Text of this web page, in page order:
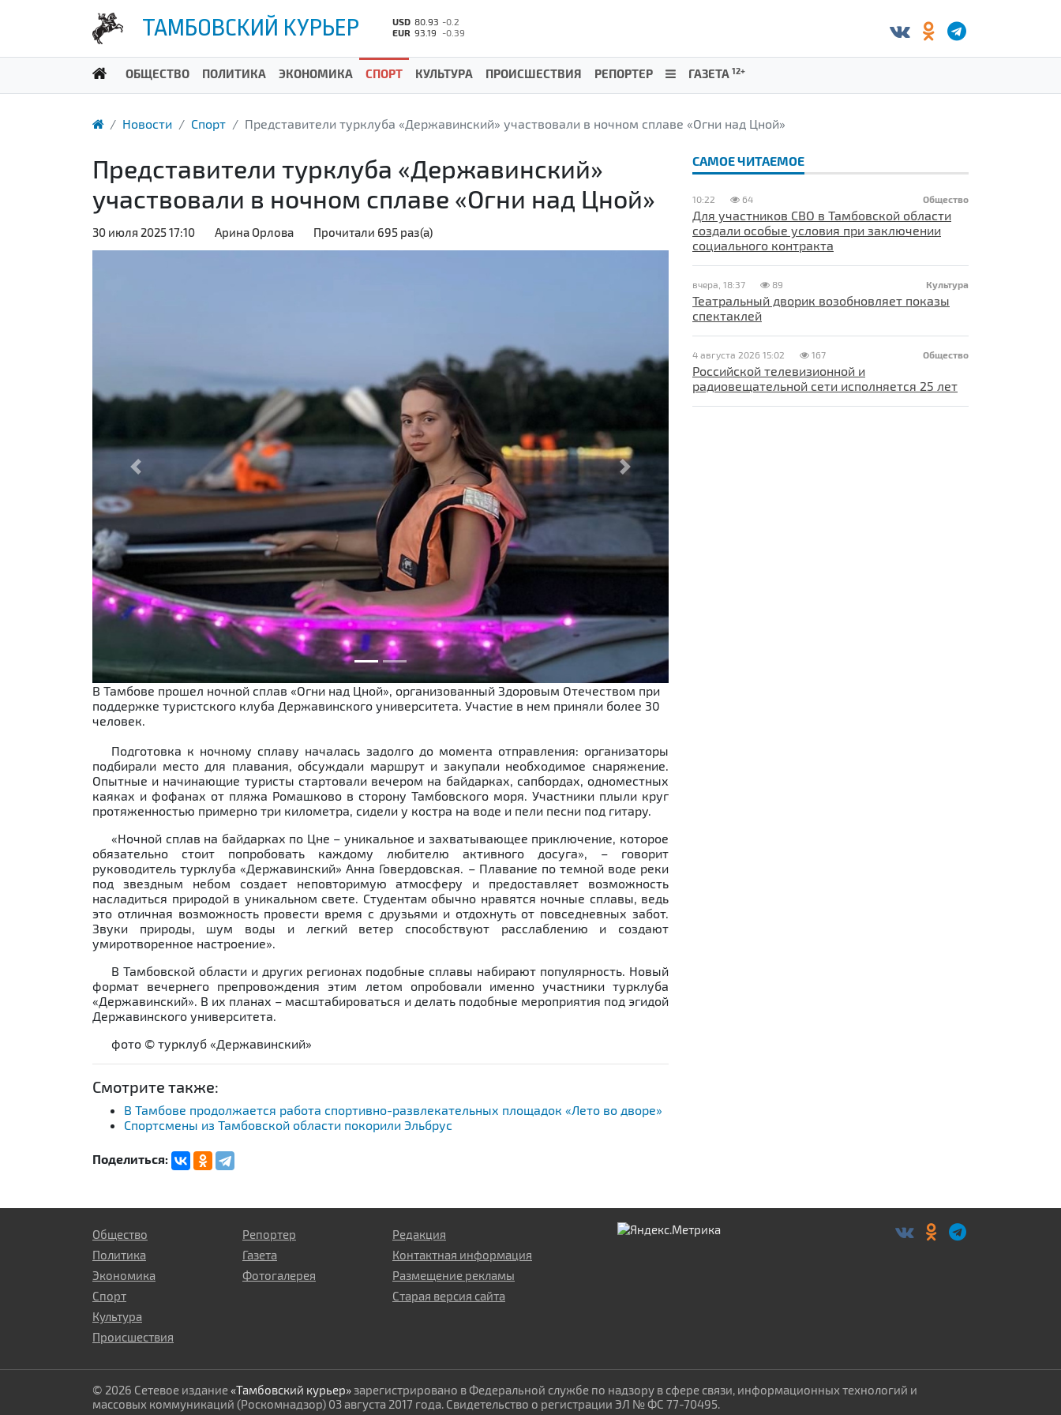
ТАМБОВСКИЙ КУРЬЕР USD 80.93 -0.2
EUR 93.19 -0.39
ОБЩЕСТВО ПОЛИТИКА ЭКОНОМИКА СПОРТ КУЛЬТУРА ПРОИСШЕСТВИЯ РЕПОРТЕР ГАЗЕТА 12+
Новости Спорт Представители турклуба «Державинский» участвовали в ночном сплаве «Огни над Цной»
Представители турклуба «Державинский»
участвовали в ночном сплаве «Огни над Цной»
30 июля 2025 17:10 Арина Орлова Прочитали 695 раз(а)
Previous Next
В Тамбове прошел ночной сплав «Огни над Цной», организованный Здоровым Отечеством при
поддержке туристского клуба Державинского университета. Участие в нем приняли более 30
человек.
Подготовка к ночному сплаву началась задолго до момента отправления: организаторы
подбирали место для плавания, обсуждали маршрут и закупали необходимое снаряжение.
Опытные и начинающие туристы стартовали вечером на байдарках, сапбордах, одноместных
каяках и фофанах от пляжа Ромашково в сторону Тамбовского моря. Участники плыли круг
протяженностью примерно три километра, сидели у костра на воде и пели песни под гитару.
«Ночной сплав на байдарках по Цне – уникальное и захватывающее приключение, которое
обязательно стоит попробовать каждому любителю активного досуга», – говорит
руководитель турклуба «Державинский» Анна Говердовская. – Плавание по темной воде реки
под звездным небом создает неповторимую атмосферу и предоставляет возможность
насладиться природой в уникальном свете. Студентам обычно нравятся ночные сплавы, ведь
это отличная возможность провести время с друзьями и отдохнуть от повседневных забот.
Звуки природы, шум воды и легкий ветер способствуют расслаблению и создают
умиротворенное настроение».
В Тамбовской области и других регионах подобные сплавы набирают популярность. Новый
формат вечернего препровождения этим летом опробовали именно участники турклуба
«Державинский». В их планах – масштабироваться и делать подобные мероприятия под эгидой
Державинского университета.
фото © турклуб «Державинский»
Смотрите также:
В Тамбове продолжается работа спортивно-развлекательных площадок «Лето во дворе»
Спортсмены из Тамбовской области покорили Эльбрус
Поделиться:
САМОЕ ЧИТАЕМОЕ
Общество
10:22 64
Для участников СВО в Тамбовской области
создали особые условия при заключении
социального контракта
Культура
вчера, 18:37 89
Театральный дворик возобновляет показы
спектаклей
Общество
4 августа 2026 15:02 167
Российской телевизионной и
радиовещательной сети исполняется 25 лет
Общество
Политика
Экономика
Спорт
Культура
Происшествия
Репортер
Газета
Фотогалерея
Редакция
Контактная информация
Размещение рекламы
Старая версия сайта
© 2026 Сетевое издание«Тамбовский курьер» зарегистрировано в Федеральной службе по надзору в сфере связи, информационных технологий и
массовых коммуникаций (Роскомнадзор) 03 августа 2017 года. Свидетельство о регистрации ЭЛ № ФС 77-70495.